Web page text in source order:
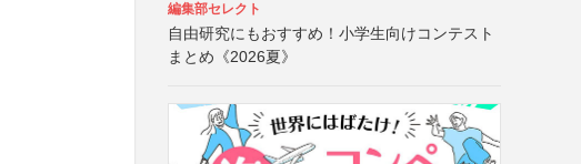
編集部セレクト
自由研究にもおすすめ！小学生向けコンテスト
まとめ《2026夏》